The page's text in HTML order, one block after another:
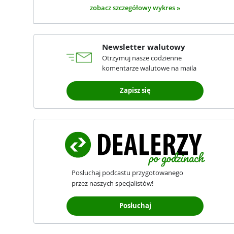
zobacz szczegółowy wykres »
Newsletter walutowy
Otrzymuj nasze codzienne
komentarze walutowe na maila
Zapisz się
Posłuchaj podcastu przygotowanego
przez naszych specjalistów!
Posłuchaj